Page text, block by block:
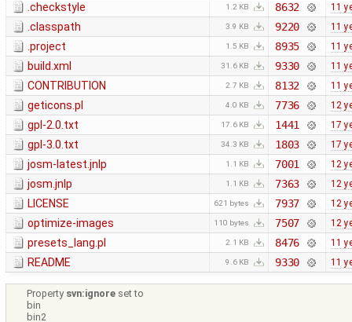
.checkstyle 1.2 KB 8632 11
.classpath 3.9 KB 9220 11
.project 1.5 KB 8935 11
build.xml 31.6 KB 9330 11
CONTRIBUTION 2.7 KB 8132 11
geticons.pl 4.0 KB 7736 12
gpl-2.0.txt 17.6 KB 1441 17
gpl-3.0.txt 34.3 KB 1803 17
josm-latest.jnlp 1.1 KB 7001 12
josm.jnlp 1.1 KB 7363 12
LICENSE 621 bytes 7937 12
optimize-images 110 bytes 7507 12
presets_lang.pl 2.1 KB 8476 11
README 9.6 KB 9330 11
Property svn:ignore set to
bin
bin2